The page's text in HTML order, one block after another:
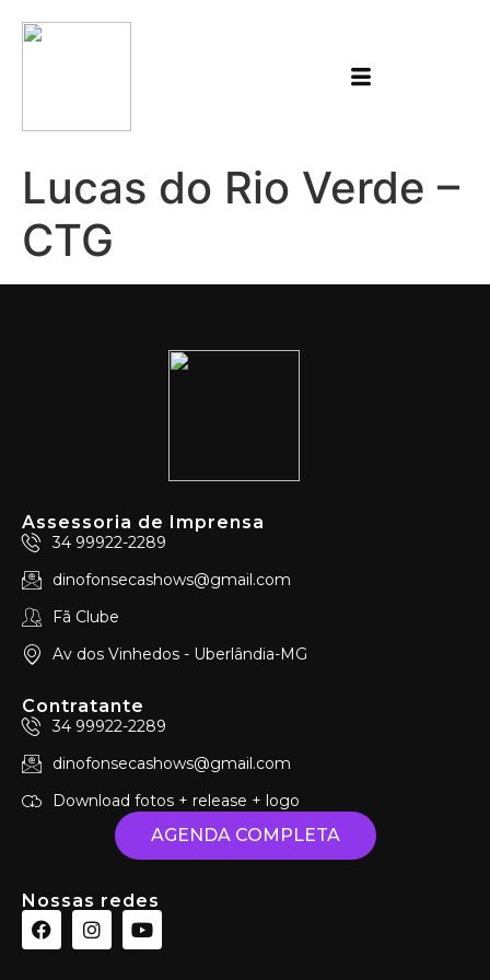
Lucas do Rio Verde –
CTG
Assessoria de Imprensa
34 99922-2289
dinofonsecashows@gmail.com
Fã Clube
Av dos Vinhedos - Uberlândia-MG
Contratante
34 99922-2289
dinofonsecashows@gmail.com
Download fotos + release + logo
AGENDA COMPLETA
Nossas redes